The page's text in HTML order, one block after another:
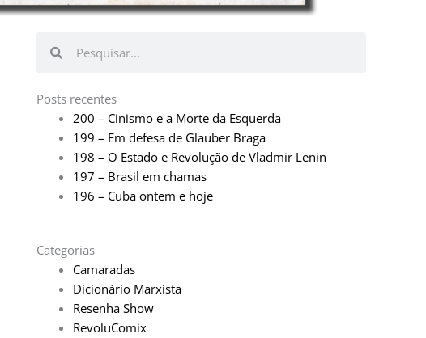
Posts recentes
200 – Cinismo e a Morte da Esquerda
199 – Em defesa de Glauber Braga
198 – O Estado e Revolução de Vladmir Lenin
197 – Brasil em chamas
196 – Cuba ontem e hoje
Categorias
Camaradas
Dicionário Marxista
Resenha Show
RevoluComix